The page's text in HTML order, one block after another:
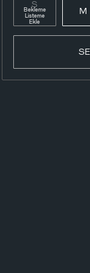
S
Bekleme
Listeme
Ekle
M